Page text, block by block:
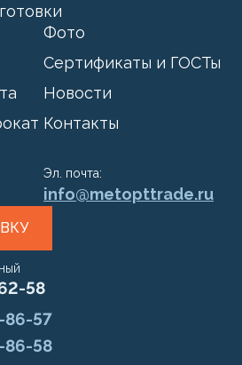
Фото
Сертификаты и ГОСТы
Новости
Контакты
Эл. почта:
info@metopttrade.ru
58
86-57
86-58